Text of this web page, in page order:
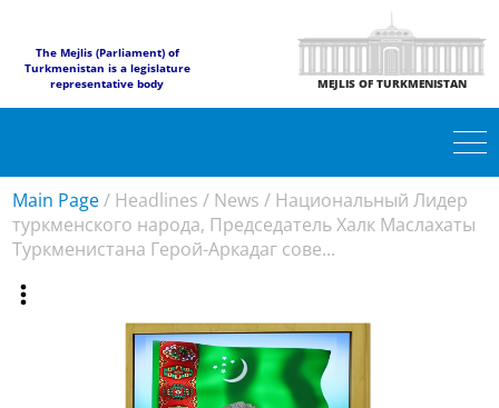
The Mejlis (Parliament) of
Turkmenistan is a legislature
representative body
MEJLIS OF TURKMENISTAN
Main Page/ Headlines / News / Национальный Лидер
туркменского народа, Председатель Халк Маслахаты
Туркменистана Герой-Аркадаг сове...